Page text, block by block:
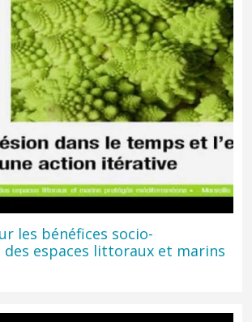
les bénéfices socio-
des espaces littoraux et marins